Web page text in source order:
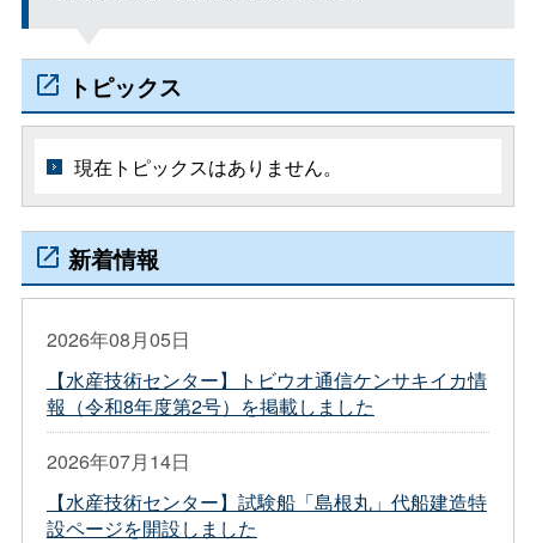
トピックス
現在トピックスはありません。
新着情報
2026年08月05日
【水産技術センター】トビウオ通信ケンサキイカ情
報（令和8年度第2号）を掲載しました
2026年07月14日
【水産技術センター】試験船「島根丸」代船建造特
設ページを開設しました